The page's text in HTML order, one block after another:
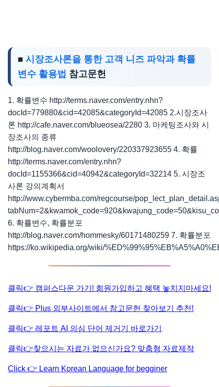
■ 시장조사론을 통한 고객 니즈 파악과 확률
변수 활용법 참고문헌
1. 확률변수 http://terms.naver.com/entry.nhn?
docId=779880&cid=42085&categoryId=42085 2.시장조사
론 http://cafe.naver.com/blueosea/2280 3. 마케팅조사와 시
장조사의 종류
http://blog.naver.com/woolovery/220337923655 4. 확률
http://terms.naver.com/entry.nhn?
docId=1155366&cid=40942&categoryId=32214 5. 시장조
사론 강의계획서
http://www.cybermba.com/regcourse/
6. 확률변수, 확률분포
http://blog.naver.com/hommesky/60171480259 7. 확률분포
https://ko.wikipedia.org/wiki/
클릭👉 캠퍼스다운 가기! 회원가입하고 혜택 놓치지마세요!
클릭👉 Plus 외부사이트에서 참고문헌 찾아보기 추천!
클릭👉 레포트 AI 의심 단어 제거기 바로가기
클릭👉찾으시는 자료가 없으신가요? 맞춤형 자료제작
Click 👉 Learn Korean Language for begginer